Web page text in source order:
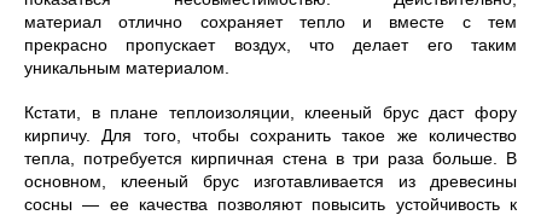
материал отлично сохраняет тепло и вместе с тем
прекрасно пропускает воздух, что делает его таким
уникальным материалом.
Кстати, в плане теплоизоляции, клееный брус даст фору
кирпичу. Для того, чтобы сохранить такое же количество
тепла, потребуется кирпичная стена в три раза больше. В
основном, клееный брус изготавливается из древесины
сосны — ее качества позволяют повысить устойчивость к